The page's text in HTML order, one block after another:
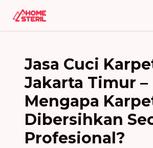
Jasa Cuci
Jakarta Timur –
Mengapa
Dibersihkan
Profesional?